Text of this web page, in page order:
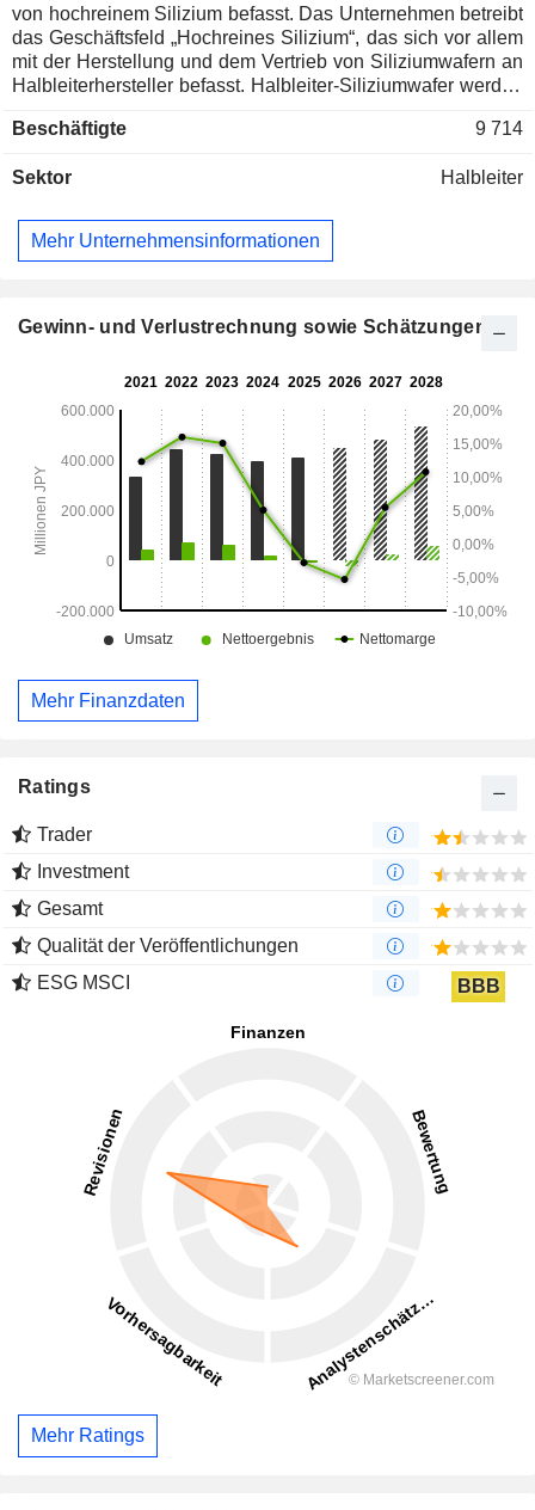
von hochreinem Silizium befasst. Das Unternehmen betreibt
das Geschäftsfeld „Hochreines Silizium“, das sich vor allem
mit der Herstellung und dem Vertrieb von Siliziumwafern an
Halbleiterhersteller befasst. Halbleiter-Siliziumwafer werden
Herstellung verschiedener Halbleiter wie Speicher- und
Wafer mit verschiedenen Durchmessern sowie Epitaxie-
Spezialbehandlung unterzogen werden. Das Unternehmen
ist in Japan, den Vereinigten Staaten, Taiwan, Singapur,
Beschäftigte 9 714
Sektor Halbleiter
Mehr Unternehmensinformationen
Gewinn- und Verlustrechnung sowie Schätzungen
Mehr Finanzdaten
Ratings
Trader
Investment
Gesamt
Qualität der Veröffentlichungen
ESG MSCI
BBB
Mehr Ratings